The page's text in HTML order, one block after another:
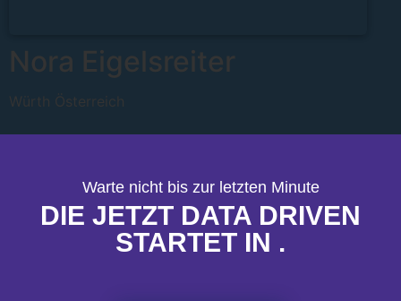
Nora Eigelsreiter
Würth Österreich
Warte nicht bis zur letzten Minute
DIE JETZT DATA DRIVEN
STARTET IN .